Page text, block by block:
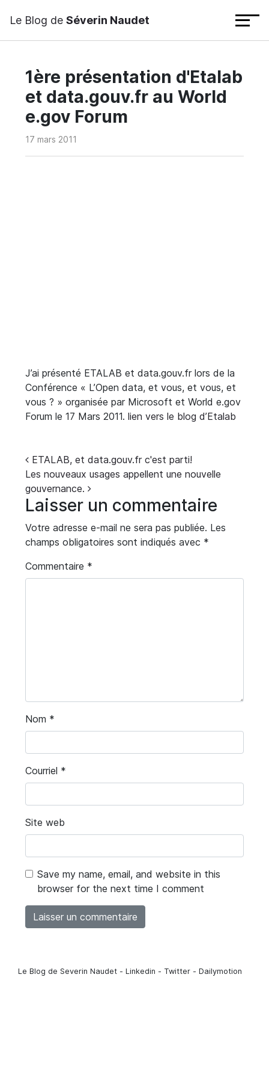
Le Blog de Séverin Naudet
1ère présentation d'Etalab
et data.gouv.fr au World
e.gov Forum
17 mars 2011
J’ai présenté ETALAB et data.gouv.fr lors de la
Conférence « L’Open data, et vous, et vous, et
vous ? » organisée par Microsoft et World e.gov
Forum le 17 Mars 2011. lien vers le blog d’Etalab
Navigation
ETALAB, et data.gouv.fr c'est parti!
Les nouveaux usages appellent une nouvelle
gouvernance.
Laisser un commentaire
Votre adresse e-mail ne sera pas publiée. Les
champs obligatoires sont indiqués avec *
Commentaire *
Nom *
Courriel *
Site web
Save my name, email, and website in this
browser for the next time I comment
Le Blog de Severin Naudet - Linkedin - Twitter - Dailymotion